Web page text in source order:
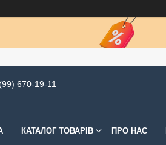
670-19-11
КАТАЛОГ ТОВАРІВ ПРО НАС